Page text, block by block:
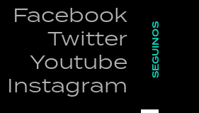
Facebook
Twitter
Youtube
Instagram
SEGUINOS